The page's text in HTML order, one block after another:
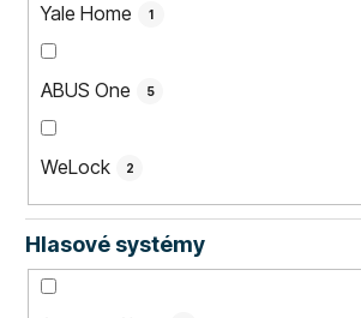
Yale Home 1
ABUS One 5
WeLock 2
Hlasové systémy